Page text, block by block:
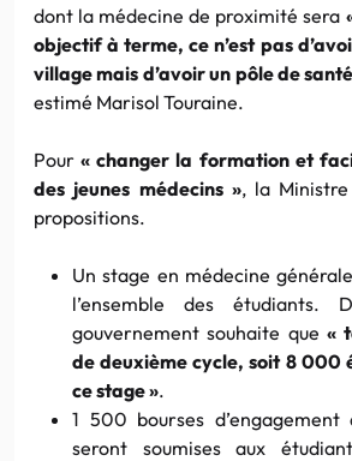
dont la médecine de proximité sera
objectif à terme, ce n’est pas
village mais d’avoir un pôle de
estimé Marisol Touraine.
Pour« changer la formation et
des jeunes médecins », la
propositions.
Un stage en médecine
l’ensemble des étudiants.
gouvernement souhaite que «
de deuxième cycle, soit 8 000
ce stage ».
1 500 bourses
seront soumises aux